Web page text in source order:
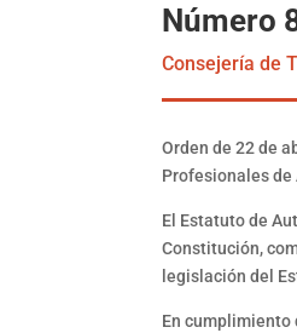
Número
Consejería de
Orden de 22 de
Profesionales de
El Estatuto de
Constitución,
legislación del
En cumplimiento